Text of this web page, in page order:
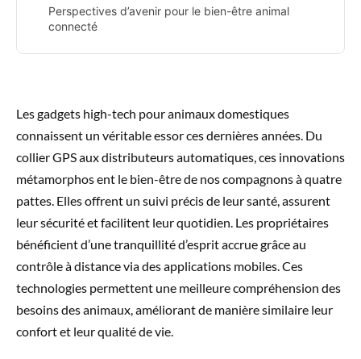
Perspectives d’avenir pour le bien-être animal
connecté
Les gadgets high-tech pour animaux domestiques
connaissent un véritable essor ces dernières années. Du
collier GPS aux distributeurs automatiques, ces innovations
métamorphos ent le bien-être de nos compagnons à quatre
pattes. Elles offrent un suivi précis de leur santé, assurent
leur sécurité et facilitent leur quotidien. Les propriétaires
bénéficient d’une tranquillité d’esprit accrue grâce au
contrôle à distance via des applications mobiles. Ces
technologies permettent une meilleure compréhension des
besoins des animaux, améliorant de manière similaire leur
confort et leur qualité de vie.